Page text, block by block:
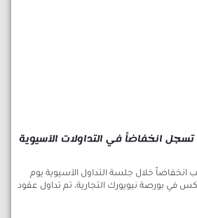
انخفاضاً في التداولات الآسيوية
انخفاضاً خلال جلسة التداول الآسيوية يوم
في بورصة نيويورك التجارية، تم تداول عقود